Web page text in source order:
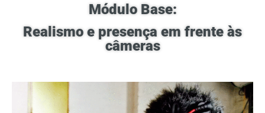
Módulo Base:
Realismo e presença em frente às
câmeras